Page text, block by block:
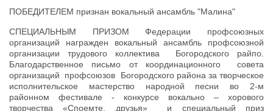
ПОБЕДИТЕЛЕМ признан вокальный ансамбль "Малина"
СПЕЦИАЛЬНЫМ ПРИЗОМ Федерации профсоюзных
организаций награжден вокальный ансамбль профсоюзной
организации трудового коллектива Богородского райпо.
Благодарственное письмо от координационного совета
организаций профсоюзов Богородского района за творческое
исполнительское мастерство народной песни во 2-м
районном фестивале - конкурсе вокально – хорового
творчества «Споемте, друзья» и специальный приз